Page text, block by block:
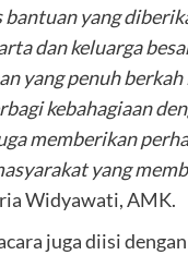
bantuan yang
dan keluarga
yang penuh
kebahagiaan
memberikan
yang
Widyawati, AMK.
juga diisi dengan